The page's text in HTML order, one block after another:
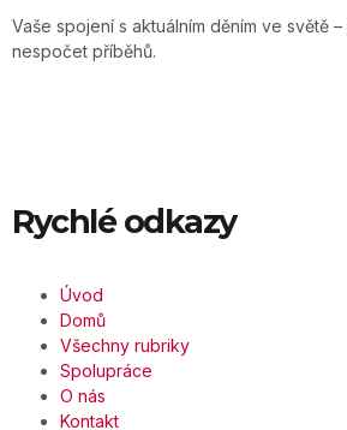
Vaše spojení s aktuálním děním ve světě –
nespočet příběhů.
Rychlé odkazy
Úvod
Domů
Všechny rubriky
Spolupráce
O nás
Kontakt